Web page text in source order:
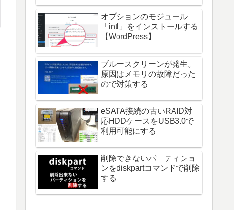
オプションのモジュール
「intl」をインストールする
【WordPress】
ブルースクリーンが発生。
原因はメモリの故障だった
ので対策する
eSATA接続の古いRAID対
応HDDケースをUSB3.0で
利用可能にする
削除できないパーティショ
ンをdiskpartコマンドで削除
する